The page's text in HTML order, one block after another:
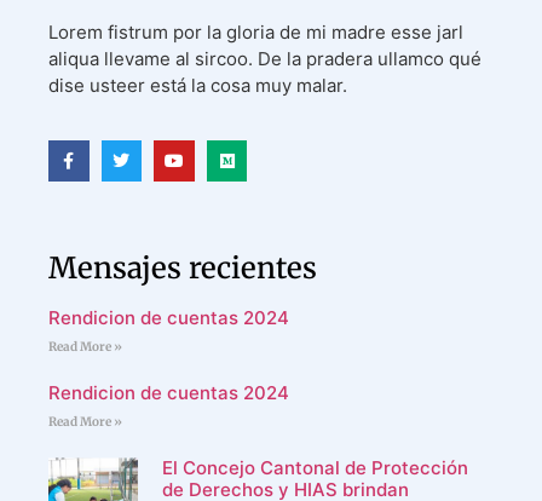
Lorem fistrum por la gloria de mi madre esse jarl
aliqua llevame al sircoo. De la pradera ullamco qué
dise usteer está la cosa muy malar.
Mensajes recientes
Rendicion de cuentas 2024
Read More »
Rendicion de cuentas 2024
Read More »
El Concejo Cantonal de Protección
de Derechos y HIAS brindan